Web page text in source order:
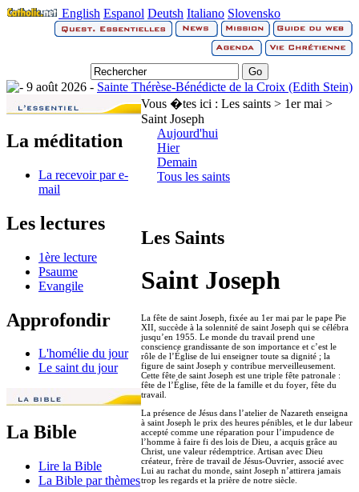
English Espanol Deutsh Italiano Slovensko
9 août 2026 - Sainte Thérèse-Bénédicte de la Croix (Edith Stein)
La méditation
La recevoir par e-
mail
Les lectures
1ère lecture
Psaume
Evangile
Approfondir
L'homélie du jour
Le saint du jour
La Bible
Lire la Bible
La Bible par thèmes
Vous �tes ici : Les saints > 1er mai >
Saint Joseph
Aujourd'hui
Hier
Demain
Tous les saints
Les Saints
Saint Joseph
La fête de saint Joseph, fixée au 1er mai par le pape Pie
XII, succède à la solennité de saint Joseph qui se célébra
jusqu’en 1955. Le monde du travail prend une
conscience grandissante de son importance et c’est le
rôle de l’Église de lui enseigner toute sa dignité ; la
figure de saint Joseph y contribue merveilleusement.
Cette fête de saint Joseph est une triple fête patronale :
fête de l’Église, fête de la famille et du foyer, fête du
travail.
La présence de Jésus dans l’atelier de Nazareth enseigna
à saint Joseph le prix des heures pénibles, et le dur labeur
accepté comme une réparation pour l’impudence de
l’homme à faire fi des lois de Dieu, a acquis grâce au
Christ, une valeur rédemptrice. Artisan avec Dieu
créateur, frère de travail de Jésus-Ouvrier, associé avec
Lui au rachat du monde, saint Joseph n’attirera jamais
trop les regards et la prière de notre siècle.